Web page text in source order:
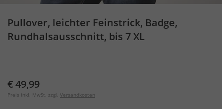
Pullover, leichter Feinstrick, Badge,
Rundhalsausschnitt, bis 7 XL
€ 49,99
Preis inkl. MwSt. zzgl. Versandkosten